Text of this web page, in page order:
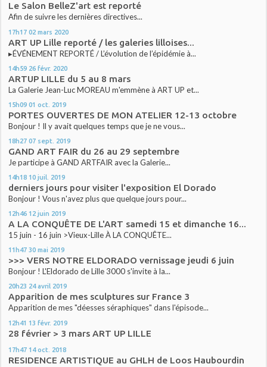
Le Salon BelleZ'art est reporté
Afin de suivre les dernières directives...
17h17 02 mars 2020
ART UP Lille reporté / les galeries lilloises...
▸ÉVÉNEMENT REPORTÉ / L’évolution de l’épidémie à...
14h59 26 févr. 2020
ARTUP LILLE du 5 au 8 mars
La Galerie Jean-Luc MOREAU m'emmène à ART UP et...
15h09 01 oct. 2019
PORTES OUVERTES DE MON ATELIER 12-13 octobre
Bonjour ! Il y avait quelques temps que je ne vous...
18h27 07 sept. 2019
GAND ART FAIR du 26 au 29 septembre
Je participe à GAND ARTFAIR avec la Galerie...
14h18 10 juil. 2019
derniers jours pour visiter l'exposition El Dorado
Bonjour ! Vous n'avez plus que quelque jours pour...
12h46 12 juin 2019
A LA CONQUÊTE DE L'ART samedi 15 et dimanche 16...
15 juin - 16 juin >Vieux-Lille À LA CONQUÊTE...
11h47 30 mai 2019
>>> VERS NOTRE ELDORADO vernissage jeudi 6 juin
Bonjour ! L'Eldorado de Lille 3000 s'invite à la...
20h23 24 avril 2019
Apparition de mes sculptures sur France 3
Apparition de mes "déesses séraphiques" dans l'épisode...
12h41 13 févr. 2019
28 février > 3 mars ART UP LILLE
17h47 14 oct. 2018
RESIDENCE ARTISTIQUE au GHLH de Loos Haubourdin